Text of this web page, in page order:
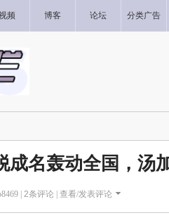
频 博客 论坛 分类广告
成名轰动全国，汤
| 2条评论 | 查看/发表评论